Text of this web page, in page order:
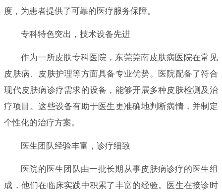
度，为患者提供了可靠的医疗服务保障。
专科特色突出，技术设备先进
作为一所皮肤专科医院，东莞莞南皮肤病医院在常见
皮肤病、皮肤护理等方面具备专业优势。医院配备了符合
现代皮肤病诊疗需求的设备，能够开展多种皮肤检测及治
疗项目。这些设备有助于医生更准确地判断病情，并制定
个性化的治疗方案。
医生团队经验丰富，诊疗细致
医院的医生团队由一批长期从事皮肤病诊疗的医生组
成，他们在临床实践中积累了丰富的经验。医生在接诊时